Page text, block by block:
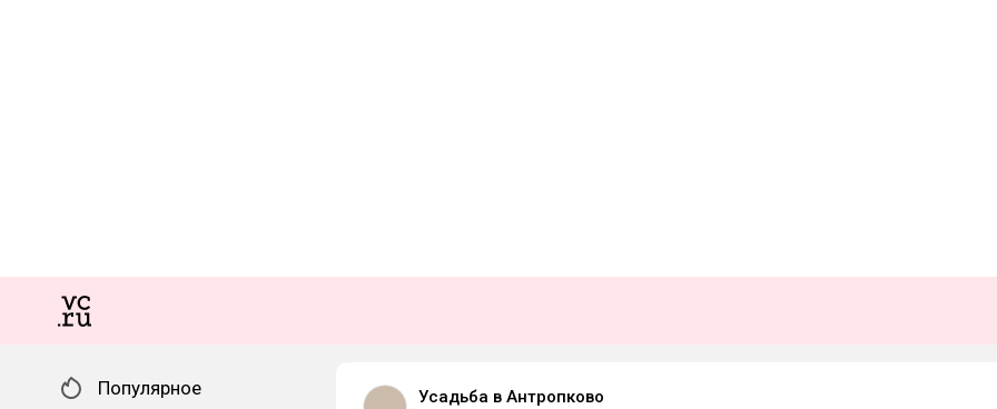
Популярное Усадьба в Антропково